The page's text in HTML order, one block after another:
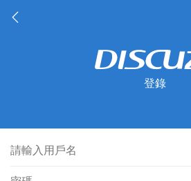
登錄